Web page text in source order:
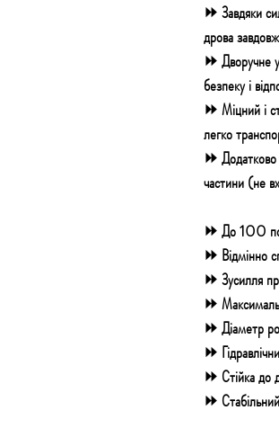
⏩Завдяки
дрова
⏩Дворучне
безпеку і
⏩Міцний і
легко
⏩
частини (не
⏩ До 100
⏩ Відмінно
⏩ Зусилля
⏩
⏩ Діаметр
⏩
⏩ Стійка до
⏩